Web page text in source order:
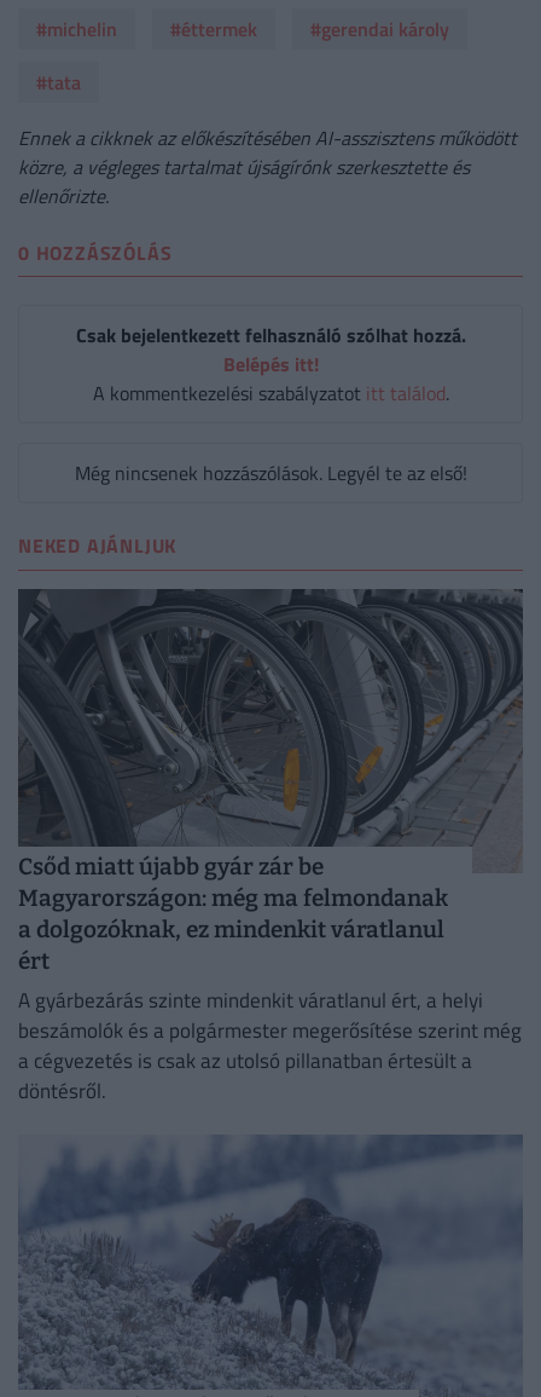
#michelin
#éttermek
#gerendai károly
#tata
Ennek a cikknek az előkészítésében AI-asszisztens működött
közre, a végleges tartalmat újságírónk szerkesztette és
ellenőrizte.
0 HOZZÁSZÓLÁS
Csak bejelentkezett felhasználó szólhat hozzá.
Belépés itt!
A kommentkezelési szabályzatot itt találod.
Még nincsenek hozzászólások. Legyél te az első!
NEKED AJÁNLJUK
Csőd miatt újabb gyár zár be
Magyarországon: még ma felmondanak
a dolgozóknak, ez mindenkit váratlanul
ért
A gyárbezárás szinte mindenkit váratlanul ért, a helyi
beszámolók és a polgármester megerősítése szerint még
a cégvezetés is csak az utolsó pillanatban értesült a
döntésről.